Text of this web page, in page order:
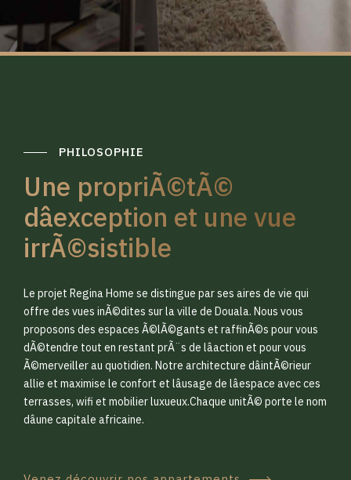
PHILOSOPHIE
Une propriÃ©tÃ©
dâexception et une vue
irrÃ©sistible
Le projet Regina Home se distingue par ses aires de vie qui
offre des vues inÃ©dites sur la ville de Douala. Nous vous
proposons des espaces Ã©lÃ©gants et raffinÃ©s pour vous
dÃ©tendre tout en restant prÃ¨s de lâaction et pour vous
Ã©merveiller au quotidien. Notre architecture dâintÃ©rieur
allie et maximise le confort et lâusage de lâespace avec ces
terrasses, wifi et mobilier luxueux.Chaque unitÃ© porte le nom
dâune capitale africaine.
0
1
2
3
0
1
2
3